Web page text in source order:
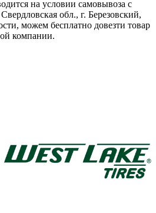
на условии самовывоза с
обл., г. Березовский,
можем бесплатно довезти товар
компании.